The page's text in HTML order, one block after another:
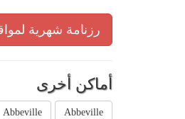
رزنامة شهرية
أماكن أخرى
Abbeville
Abbeville